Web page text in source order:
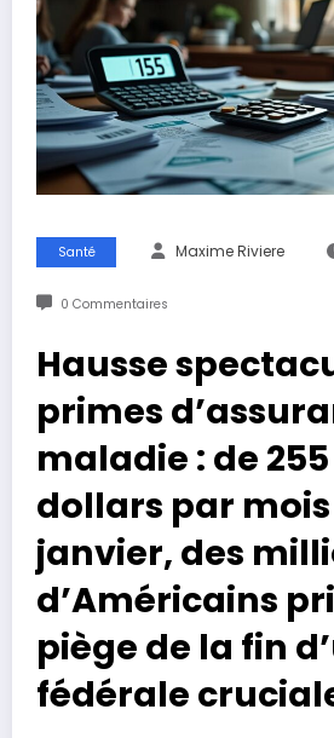
Santé Maxime Riviere
0 Commentaires
Hausse
primes
maladie : de 255
dollars par mois
janvier, des
d’Américains
piège de la fin
fédérale